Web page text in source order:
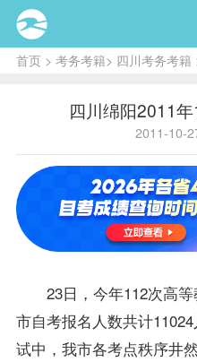
首页> 考务考籍> 四川考务考籍
四川绵阳2011
2011-10-
23日，今年112次高等
市自考报名 人数共计
试中，我市各考点秩序井